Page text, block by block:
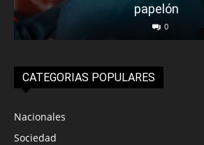
papelón
0
CATEGORIAS POPULARES
Nacionales
Sociedad